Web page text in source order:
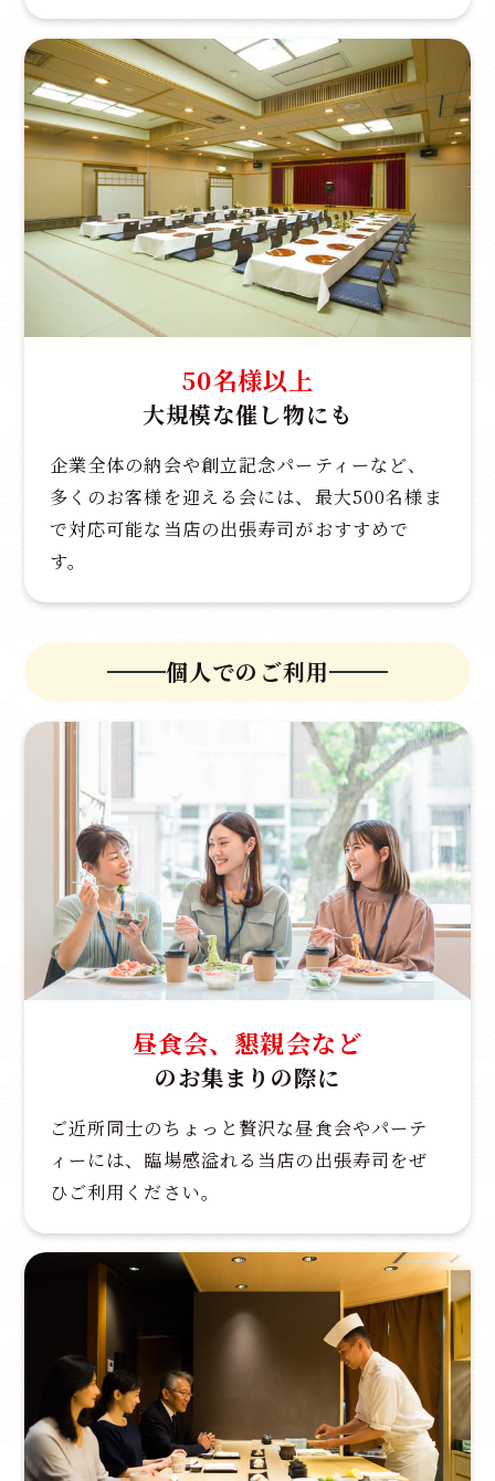
50名様以上
大規模な催し物にも
企業全体の納会や創立記念パーティーなど、
多くのお客様を迎える会には、最大500名様ま
で対応可能な当店の出張寿司がおすすめで
す。
個人でのご利用
昼食会、懇親会など
のお集まりの際に
ご近所同士のちょっと贅沢な昼食会やパーテ
ィーには、臨場感溢れる当店の出張寿司をぜ
ひご利用ください。